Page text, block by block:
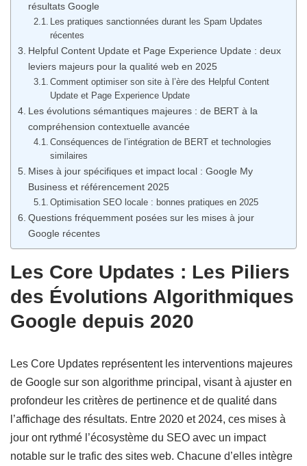
résultats Google
Les pratiques sanctionnées durant les Spam Updates
récentes
Helpful Content Update et Page Experience Update : deux
leviers majeurs pour la qualité web en 2025
Comment optimiser son site à l’ère des Helpful Content
Update et Page Experience Update
Les évolutions sémantiques majeures : de BERT à la
compréhension contextuelle avancée
Conséquences de l’intégration de BERT et technologies
similaires
Mises à jour spécifiques et impact local : Google My
Business et référencement 2025
Optimisation SEO locale : bonnes pratiques en 2025
Questions fréquemment posées sur les mises à jour
Google récentes
Les Core Updates : Les Piliers
des Évolutions Algorithmiques
Google depuis 2020
Les Core Updates représentent les interventions majeures
de Google sur son algorithme principal, visant à ajuster en
profondeur les critères de pertinence et de qualité dans
l’affichage des résultats. Entre 2020 et 2024, ces mises à
jour ont rythmé l’écosystème du SEO avec un impact
notable sur le trafic des sites web. Chacune d’elles intègre